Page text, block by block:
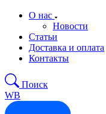
О нас
Новости
Статьи
Доставка и оплата
Контакты
Поиск
WB